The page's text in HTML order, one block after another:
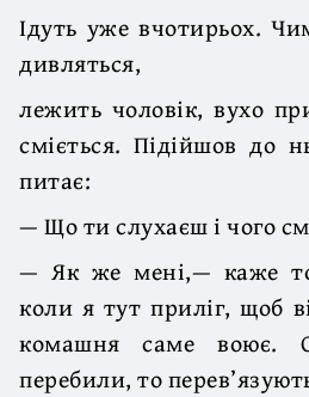
Ідуть уже вчотирьох.
дивляться,
лежить чоловік, вухо
сміється. Підійшов до
питає:
— Що ти слухаєш і чого
— Як же мені,— каже
коли я тут приліг, щоб
комашня саме воює.
перебили, то